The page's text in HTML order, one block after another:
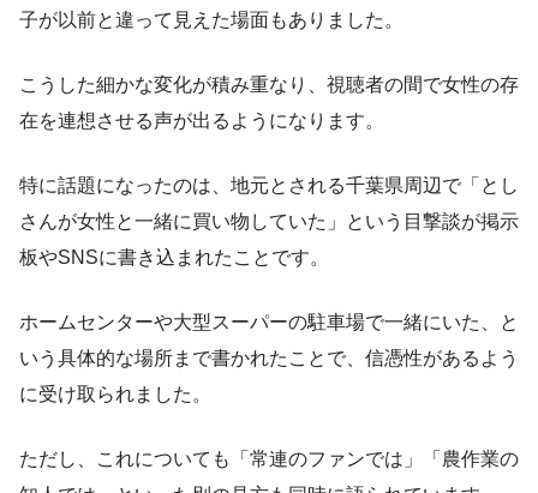
子が以前と違って見えた場面もありました。
こうした細かな変化が積み重なり、視聴者の間で女性の存
在を連想させる声が出るようになります。
特に話題になったのは、地元とされる千葉県周辺で「とし
さんが女性と一緒に買い物していた」という目撃談が掲示
板やSNSに書き込まれたことです。
ホームセンターや大型スーパーの駐車場で一緒にいた、と
いう具体的な場所まで書かれたことで、信憑性があるよう
に受け取られました。
ただし、これについても「常連のファンでは」「農作業の